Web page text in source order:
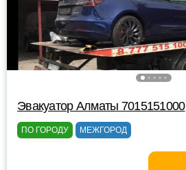
Эвакуатор Алматы 7015151000
ПО ГОРОДУ МЕЖГОРОД